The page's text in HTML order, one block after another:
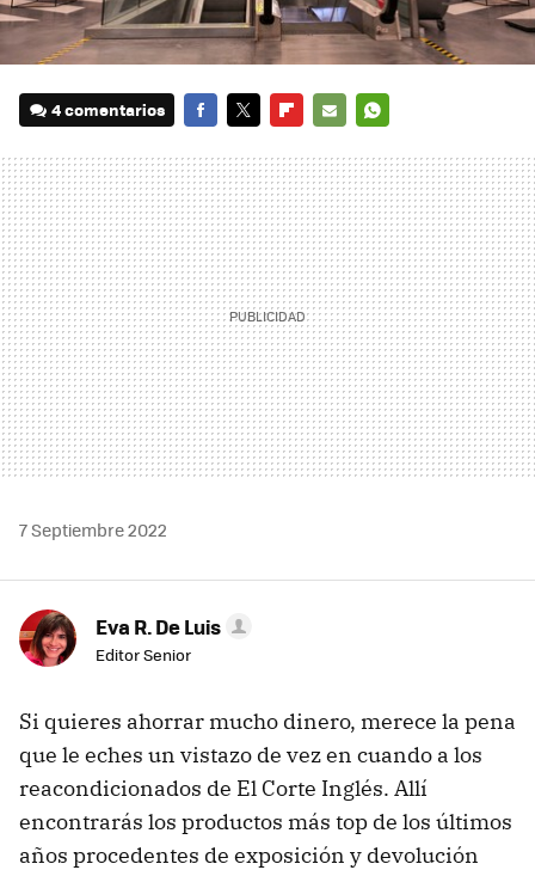
4 comentarios
MAIL
7 Septiembre 2022
Eva R. De Luis
Editor Senior
Si quieres ahorrar mucho dinero, merece la pena
que le eches un vistazo de vez en cuando a los
reacondicionados de El Corte Inglés. Allí
encontrarás los productos más top de los últimos
años procedentes de exposición y devolución